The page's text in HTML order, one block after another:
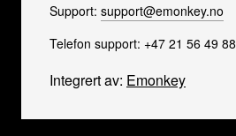
Support: support@emonkey.no
Telefon support: +47 21 56 49 88
Integrert av: Emonkey